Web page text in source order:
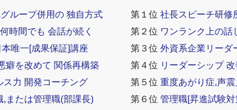
ループ併用の 独自方式
時間でも 会話が続く
唯一[成果保証]講座
癖を改めて 関係再構築
ス力 開発コーチング
または管理職(部課長)
第１位 社長スピーチ研修
第２位 ワンランク上の話
第３位 外資系企業リーダ
第４位 リーダーシップ
第５位 重度あがり症,声
第６位 管理職[昇進試験